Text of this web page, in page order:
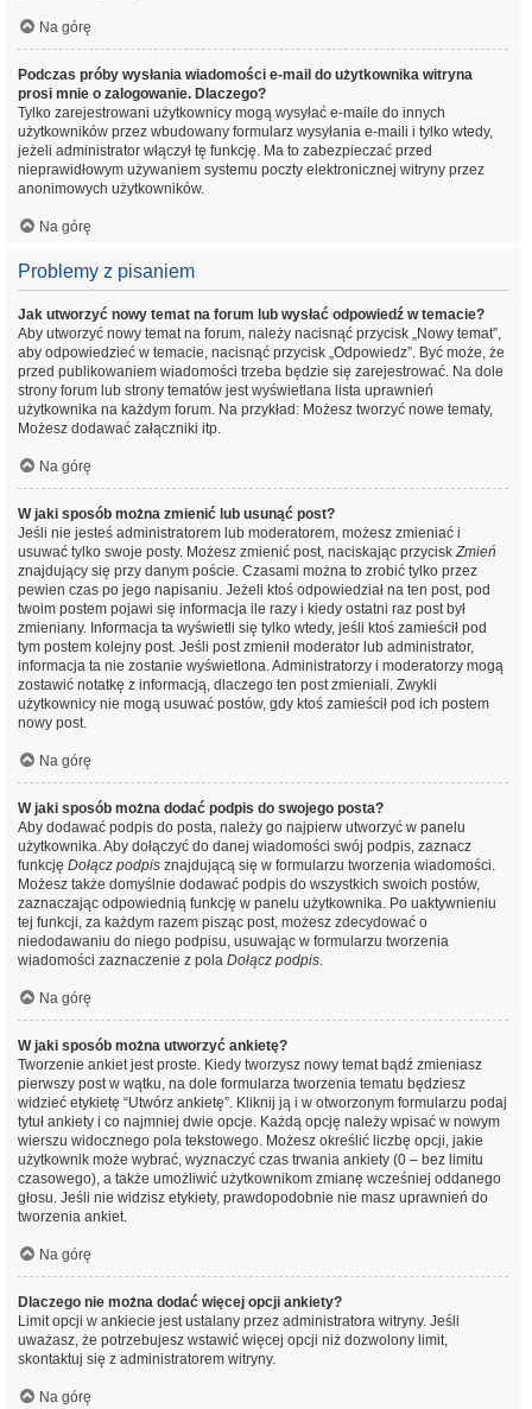
Na górę
Podczas próby wysłania wiadomości e-mail do użytkownika witryna
prosi mnie o zalogowanie. Dlaczego?
Tylko zarejestrowani użytkownicy mogą wysyłać e-maile do innych
użytkowników przez wbudowany formularz wysyłania e-maili i tylko wtedy,
jeżeli administrator włączył tę funkcję. Ma to zabezpieczać przed
nieprawidłowym używaniem systemu poczty elektronicznej witryny przez
anonimowych użytkowników.
Na górę
Problemy z pisaniem
Jak utworzyć nowy temat na forum lub wysłać odpowiedź w temacie?
Aby utworzyć nowy temat na forum, należy nacisnąć przycisk „Nowy temat”,
aby odpowiedzieć w temacie, nacisnąć przycisk „Odpowiedz”. Być może, że
przed publikowaniem wiadomości trzeba będzie się zarejestrować. Na dole
strony forum lub strony tematów jest wyświetlana lista uprawnień
użytkownika na każdym forum. Na przykład: Możesz tworzyć nowe tematy,
Możesz dodawać załączniki itp.
Na górę
W jaki sposób można zmienić lub usunąć post?
Jeśli nie jesteś administratorem lub moderatorem, możesz zmieniać i
usuwać tylko swoje posty. Możesz zmienić post, naciskając przyciskZmień
znajdujący się przy danym poście. Czasami można to zrobić tylko przez
pewien czas po jego napisaniu. Jeżeli ktoś odpowiedział na ten post, pod
twoim postem pojawi się informacja ile razy i kiedy ostatni raz post był
zmieniany. Informacja ta wyświetli się tylko wtedy, jeśli ktoś zamieścił pod
tym postem kolejny post. Jeśli post zmienił moderator lub administrator,
informacja ta nie zostanie wyświetlona. Administratorzy i moderatorzy mogą
zostawić notatkę z informacją, dlaczego ten post zmieniali. Zwykli
użytkownicy nie mogą usuwać postów, gdy ktoś zamieścił pod ich postem
nowy post.
Na górę
W jaki sposób można dodać podpis do swojego posta?
Aby dodawać podpis do posta, należy go najpierw utworzyć w panelu
użytkownika. Aby dołączyć do danej wiadomości swój podpis, zaznacz
funkcję Dołącz podpis znajdującą się w formularzu tworzenia wiadomości.
Możesz także domyślnie dodawać podpis do wszystkich swoich postów,
zaznaczając odpowiednią funkcję w panelu użytkownika. Po uaktywnieniu
tej funkcji, za każdym razem pisząc post, możesz zdecydować o
niedodawaniu do niego podpisu, usuwając w formularzu tworzenia
wiadomości zaznaczenie z pola Dołącz podpis.
Na górę
W jaki sposób można utworzyć ankietę?
Tworzenie ankiet jest proste. Kiedy tworzysz nowy temat bądź zmieniasz
pierwszy post w wątku, na dole formularza tworzenia tematu będziesz
widzieć etykietę “Utwórz ankietę”. Kliknij ją i w otworzonym formularzu podaj
tytuł ankiety i co najmniej dwie opcje. Każdą opcję należy wpisać w nowym
wierszu widocznego pola tekstowego. Możesz określić liczbę opcji, jakie
użytkownik może wybrać, wyznaczyć czas trwania ankiety (0 – bez limitu
czasowego), a także umożliwić użytkownikom zmianę wcześniej oddanego
głosu. Jeśli nie widzisz etykiety, prawdopodobnie nie masz uprawnień do
tworzenia ankiet.
Na górę
Dlaczego nie można dodać więcej opcji ankiety?
Limit opcji w ankiecie jest ustalany przez administratora witryny. Jeśli
uważasz, że potrzebujesz wstawić więcej opcji niż dozwolony limit,
skontaktuj się z administratorem witryny.
Na górę